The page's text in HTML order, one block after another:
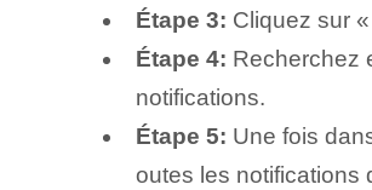
Étape 3: Cliquez sur
Étape 4: Recherchez
notifications.
Étape 5: Une fois
outes les notifications